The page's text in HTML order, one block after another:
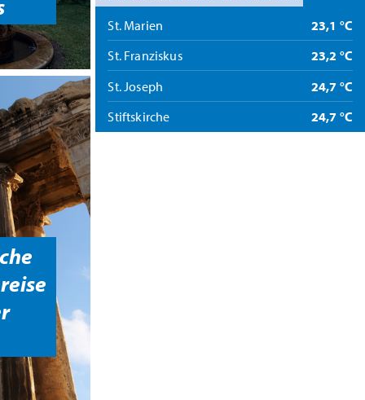
St. Marien
23,1 °C
St. Franziskus
23,2 °C
St. Joseph
24,7 °C
Stiftskirche
24,7 °C